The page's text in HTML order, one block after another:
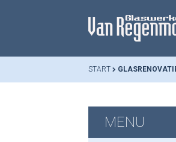
START
MENU